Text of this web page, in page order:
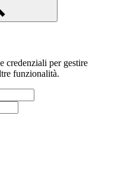
credenziali per gestire
funzionalità.